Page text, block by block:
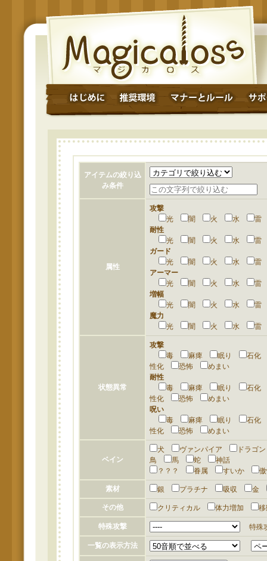
アイテムの絞り込
み条件
属性
攻撃
光
闇 火 水
耐性
光
闇 火 水
ガード
光
闇 火 水
アーマー
光
闇 火 水
増幅
光
闇 火 水
魔力
光
闇 火 水
状態異常
攻撃
毒
麻痺 眠り
石
性化
恐怖
めまい
耐性
毒
麻痺 眠り
石
性化
恐怖
めまい
呪い
毒
麻痺 眠り
石
性化
恐怖 めまい
ベイン
犬 ヴァンパイア
ドラゴ
鳥
馬 蛇
神話
？？？
眷属 すいか
素材 銀 プラチナ 吸収 金
その他 クリティカル 体力増加
特殊攻撃 特殊
一覧の表示方法